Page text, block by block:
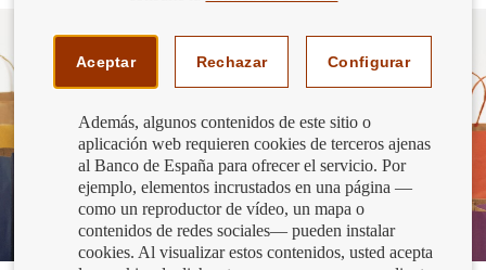
Aceptar Rechazar Configurar
Además, algunos contenidos de este sitio o
aplicación web requieren cookies de terceros ajenas
al Banco de España para ofrecer el servicio. Por
ejemplo, elementos incrustados en una página —
como un reproductor de vídeo, un mapa o
contenidos de redes sociales— pueden instalar
cookies. Al visualizar estos contenidos, usted acepta